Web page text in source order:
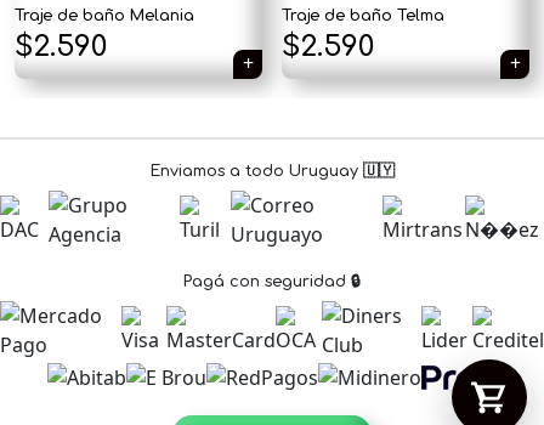
Traje de baño Melania
$2.590
Traje de baño Telma
El
precio
original
era:
$2.890.
$2.590El
precio
actual
es:
$2.590.
Enviamos a todo Uruguay 🇺🇾
Pagá con seguridad 🔒
Tu carrito está vacío.
Agregá un producto y aparecerá acá
automáticamente.